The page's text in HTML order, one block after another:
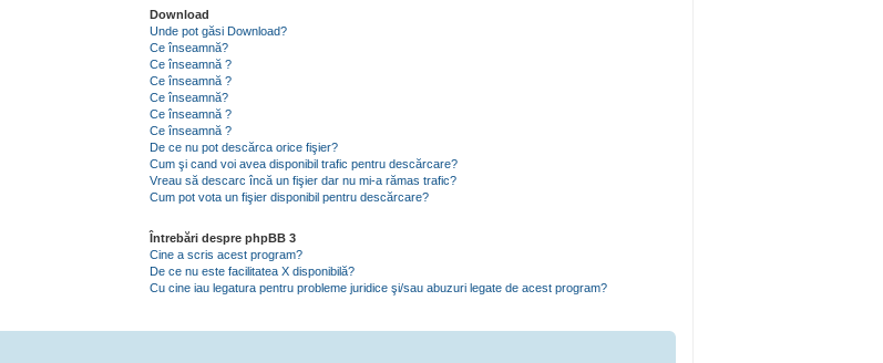
Download
Unde pot găsi Download?
Ce înseamnă?
Ce înseamnă ?
Ce înseamnă ?
Ce înseamnă?
Ce înseamnă ?
Ce înseamnă ?
De ce nu pot descărca orice fişier?
Cum şi cand voi avea disponibil trafic pentru descărcare?
Vreau să descarc încă un fişier dar nu mi-a rămas trafic?
Cum pot vota un fişier disponibil pentru descărcare?
Întrebări despre phpBB 3
Cine a scris acest program?
De ce nu este facilitatea X disponibilă?
Cu cine iau legatura pentru probleme juridice şi/sau abuzuri legate de acest program?